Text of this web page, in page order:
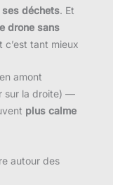
ses déchets. Et
drone sans
c’est tant mieux
amont
sur la droite) —
plus calme
autour des